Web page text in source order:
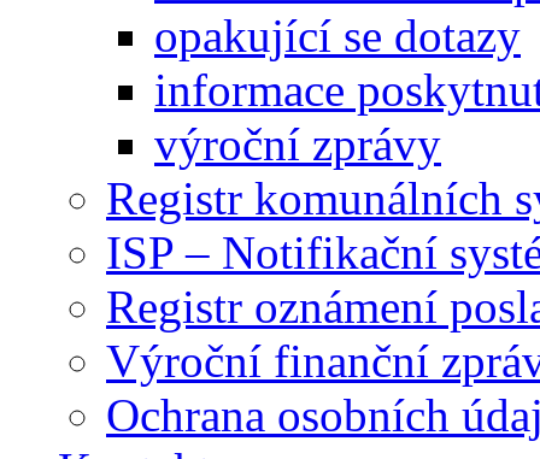
opakující se dotazy
informace
výroční zprávy
Registr komunálních
ISP – Notifikační
Registr oznámení
Výroční finanční
Ochrana osobních